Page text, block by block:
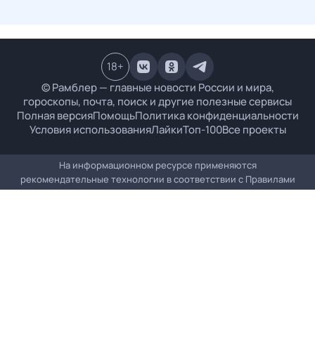
© Рамблер — главные новости России и мира,
гороскопы, почта, поиск и другие полезные сервисы
Полная версияПомощьПолитика конфиденциальности
Условия использованияЛайкиТоп-100Все проекты
18+
На информационном ресурсе применяются
рекомендательные технологии в соответствии с Правилами